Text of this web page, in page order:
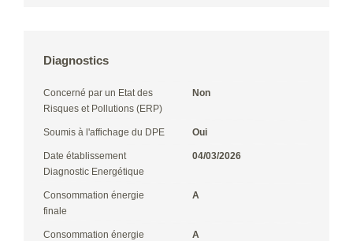
Diagnostics
Concerné par un Etat des
Risques et Pollutions (ERP)
Non
Soumis à l'affichage du DPE Oui
Date établissement
Diagnostic Energétique
04/03/2026
Consommation énergie
finale
A
Consommation énergie
A